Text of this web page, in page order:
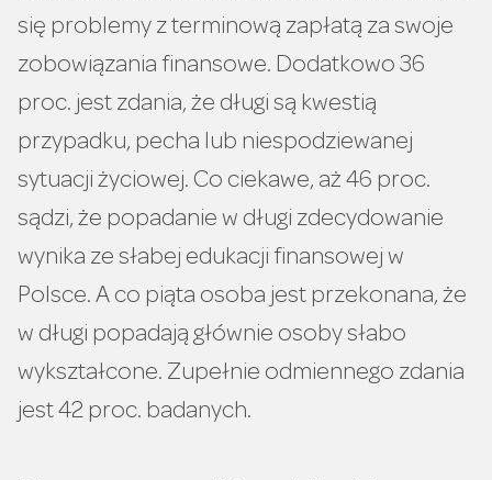
się problemy z terminową zapłatą za swoje
zobowiązania finansowe. Dodatkowo 36
proc. jest zdania, że długi są kwestią
przypadku, pecha lub niespodziewanej
sytuacji życiowej. Co ciekawe, aż 46 proc.
sądzi, że popadanie w długi zdecydowanie
wynika ze słabej edukacji finansowej w
Polsce. A co piąta osoba jest przekonana, że
w długi popadają głównie osoby słabo
wykształcone. Zupełnie odmiennego zdania
jest 42 proc. badanych.